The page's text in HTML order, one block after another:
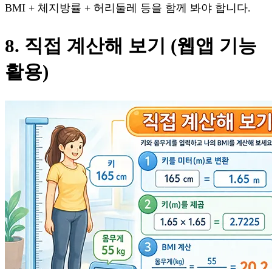
BMI + 체지방률 + 허리둘레 등을 함께 봐야 합니다.
8. 직접 계산해 보기 (웹앱 기능
활용)